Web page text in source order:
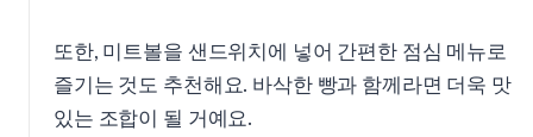
또한, 미트볼을 샌드위치에 넣어 간편한 점심 메뉴로
즐기는 것도 추천해요. 바삭한 빵과 함께라면 더욱 맛
있는 조합이 될 거예요.